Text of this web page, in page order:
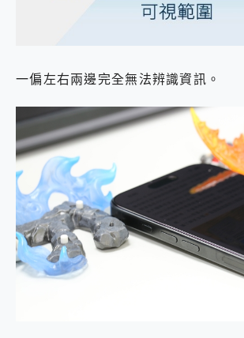
一偏左右兩邊完全無法辨識資訊。